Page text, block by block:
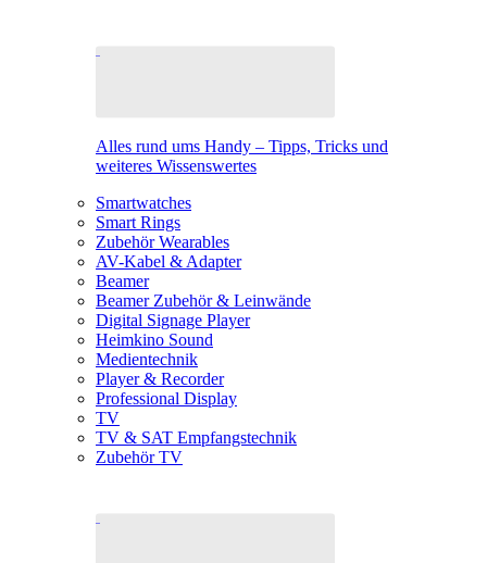
Alles rund ums Handy – Tipps, Tricks und
weiteres Wissenswertes
Smartwatches
Smart Rings
Zubehör Wearables
AV-Kabel & Adapter
Beamer
Beamer Zubehör & Leinwände
Digital Signage Player
Heimkino Sound
Medientechnik
Player & Recorder
Professional Display
TV
TV & SAT Empfangstechnik
Zubehör TV